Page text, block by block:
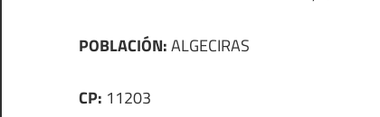
POBLACIÓN:ALGECIRAS
CP: 11203